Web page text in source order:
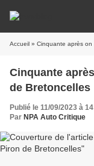
Accueil » Cinquante après
Cinquante après on ne fera pas
de Bretoncelles
Publié le 11/09/2023 à
Par NPA Auto Critique